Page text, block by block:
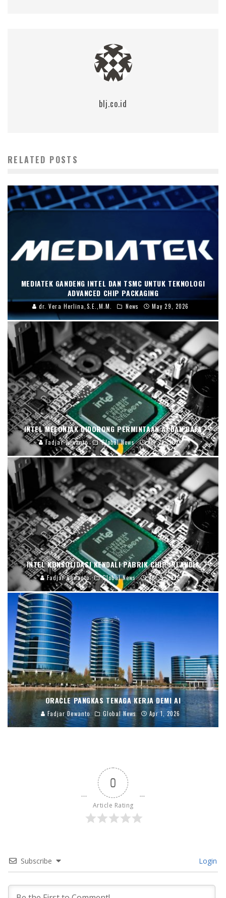
blj.co.id
RELATED POSTS
MEDIATEK GANDENG INTEL DAN TSMC UNTUK TEKNOLOGI
ADVANCED CHIP PACKAGING
dr. Vera Herlina,S.E.,M.M. News May 29, 2026
INTEL MELONJAK DIDORONG PERMINTAAN AI DAN DATA
Fadjar Dewanto Global News Apr 24, 2026
INTEL KONSOLIDASI KENDALI PABRIK CHIP IRLANDIA
Fadjar Dewanto Global News Apr 9, 2026
ORACLE PANGKAS TENAGA KERJA DEMI AI
Fadjar Dewanto Global News Apr 1, 2026
0
Article Rating
Subscribe Login